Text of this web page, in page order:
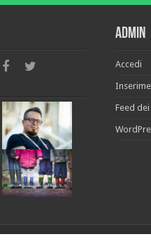
Admin
Accedi
Feed